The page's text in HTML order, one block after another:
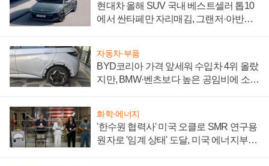
현대차 올해 SUV 국내 베스트셀러 톱10
에서 싼타페만 자리매김, 그랜저·아반떼
자동차·부품
BYD코리아 가격 앞세워 수입차 4위 올랐
지만, BMW·벤츠보다 높은 공임비에 소비
화학·에너지
'한수원 협력사' 미국 오클로 SMR 연구용
원자로 '임계 상태' 도달, 미국 에너지부